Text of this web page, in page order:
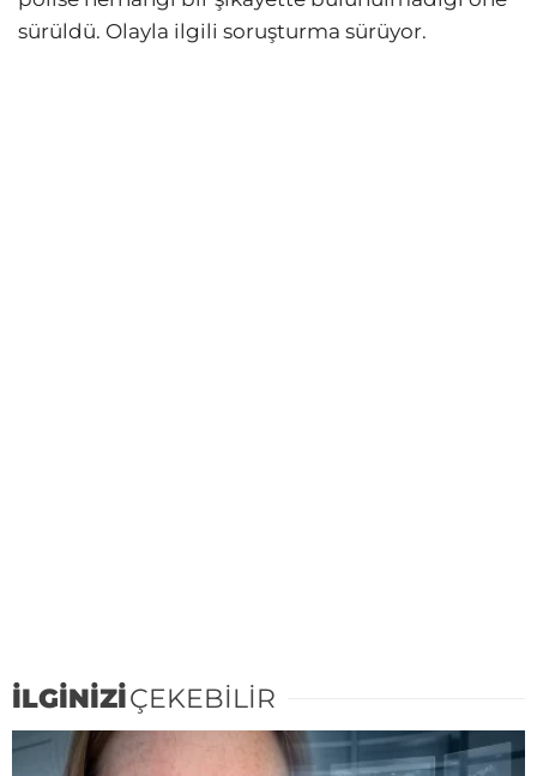
sürüldü. Olayla ilgili soruşturma sürüyor.
İLGİNİZİÇEKEBİLİR